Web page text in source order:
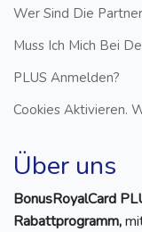
Wer Sind Die
Muss Ich Mich Bei
PLUS Anmelden?
Cookies Aktivieren.
Über uns
BonusRoyalCard
Rabattprogramm,